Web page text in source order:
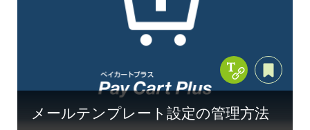
メールテンプレート設定の管理方法
Copy Title &